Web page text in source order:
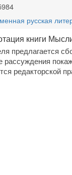
русская
книги
предлагается
рассуждения
редакторской